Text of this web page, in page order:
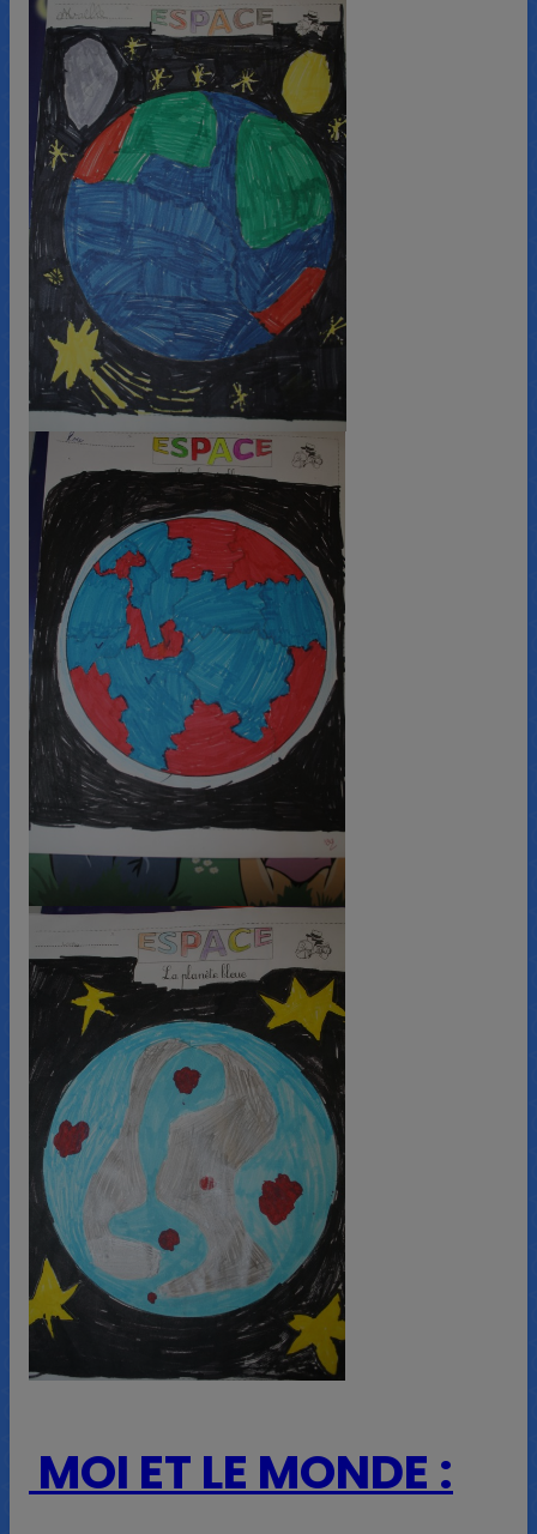
MOI ET LE MONDE :